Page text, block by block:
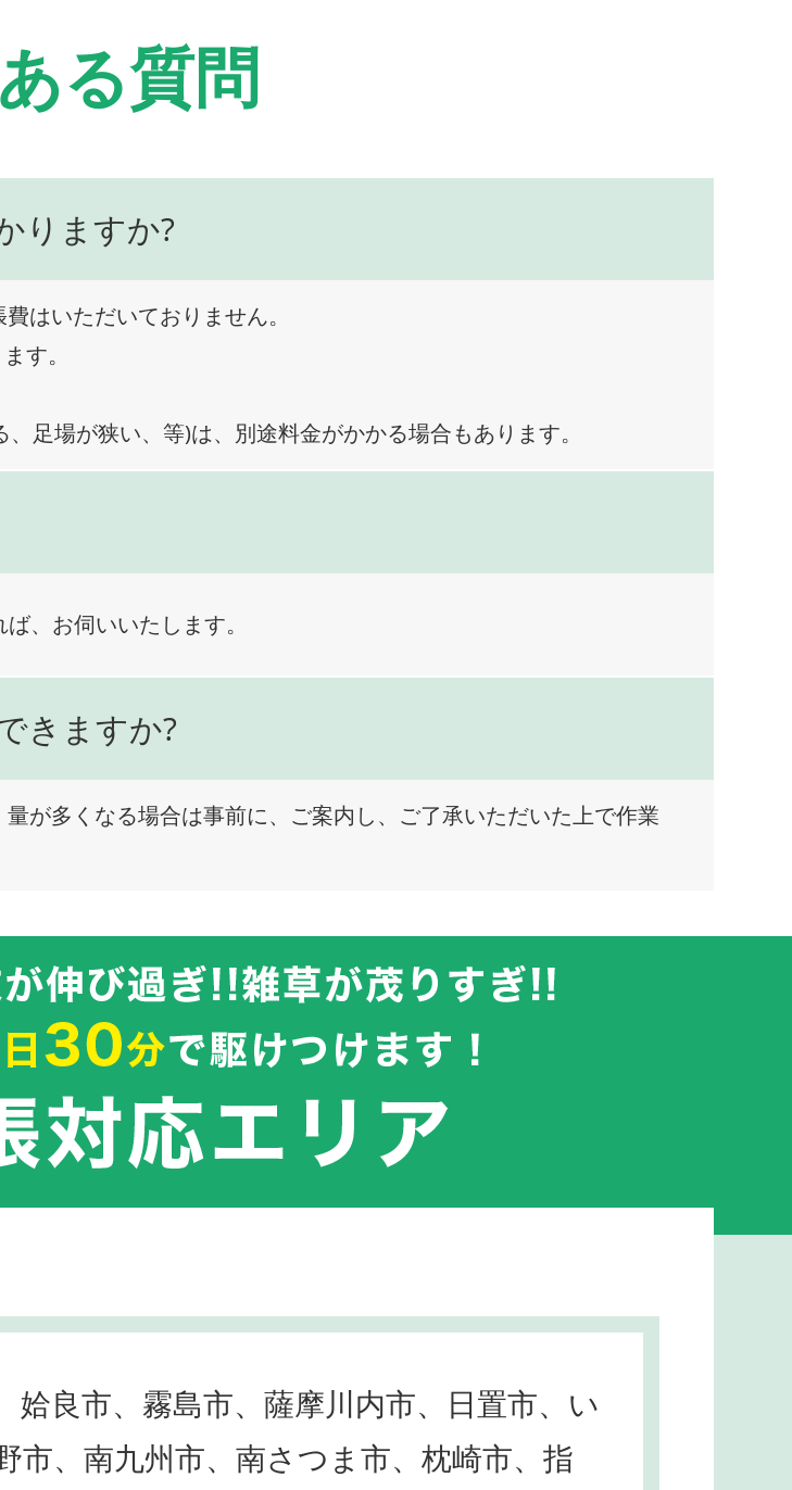
る質問
りますか?
はいただいておりません。
す。
足場が狭い、等)は、別途料金がかかる場合もあります。
、お伺いいたします。
きますか?
が多くなる場合は事前に、ご案内し、ご了承いただいた上で作業
姶良市、霧島市、薩摩川内市、日置市、い
市、南九州市、南さつま市、枕崎市、指